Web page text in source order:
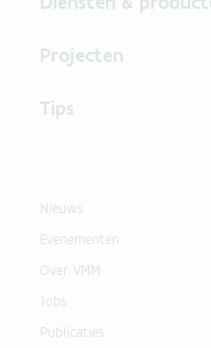
Projecten
Tips
Nieuws
Evenementen
Over VMM
Jobs
Publicaties